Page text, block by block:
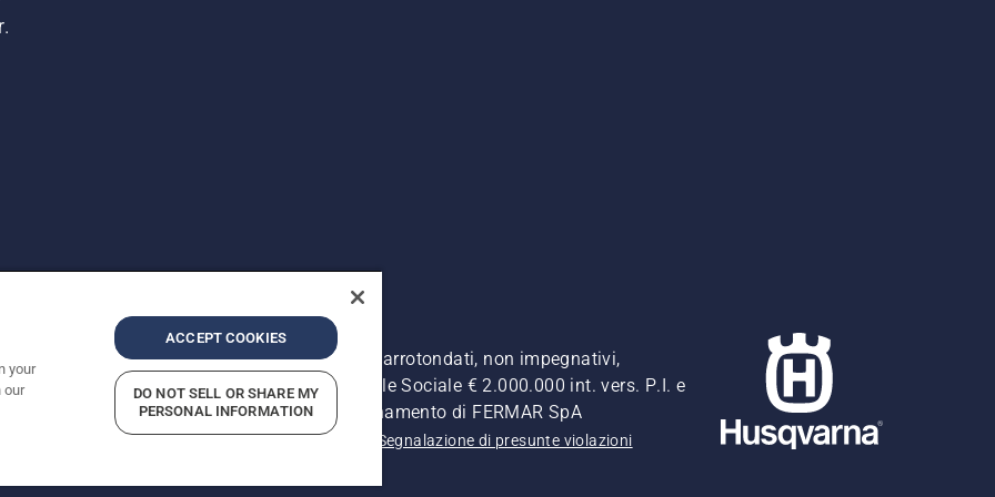
pubblicati si intendono raccomandati e arrotondati, non impegnativi,
Retrone, 49 - 36077 Altavilla Vic. (VI) - Capitale Sociale € 2.000.000 int. vers. P.I. e
- Soggetta alla Direzione e al Coordinamento di FERMAR SpA
Informativa sulla privacy Riferimenti Segnalazione di presunte violazioni
your
our
ACCEPT COOKIES
DO NOT SELL OR SHARE MY
PERSONAL INFORMATION